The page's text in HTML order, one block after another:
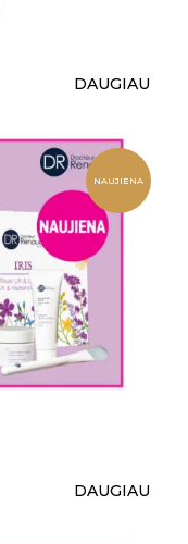
DAUGIAU
NAUJIENA
DAUGIAU